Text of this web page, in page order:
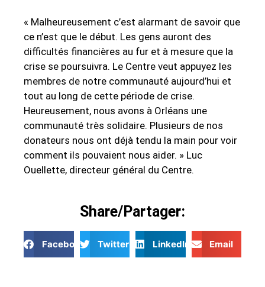
« Malheureusement c’est alarmant de savoir que
ce n’est que le début. Les gens auront des
difficultés financières au fur et à mesure que la
crise se poursuivra. Le Centre veut appuyez les
membres de notre communauté aujourd’hui et
tout au long de cette période de crise.
Heureusement, nous avons à Orléans une
communauté très solidaire. Plusieurs de nos
donateurs nous ont déjà tendu la main pour voir
comment ils pouvaient nous aider. » Luc
Ouellette, directeur général du Centre.
Share/Partager:
Facebook Twitter LinkedIn Email